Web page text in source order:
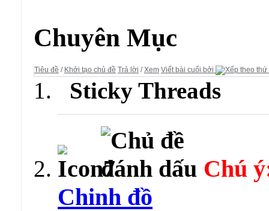
Chuyên Mục
Tiêu đề / Khởi tạo chủ đề Trả lời /Xem Viết bài cuối bởi
Sticky Threads
Chú
Chinh đồ